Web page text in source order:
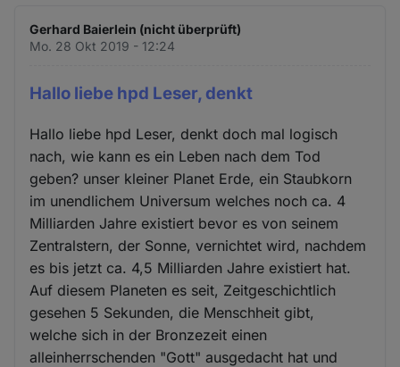
Gerhard Baierlein (nicht überprüft)
Mo. 28 Okt 2019 - 12:24
Hallo liebe hpd Leser, denkt
Hallo liebe hpd Leser, denkt doch mal logisch
nach, wie kann es ein Leben nach dem Tod
geben? unser kleiner Planet Erde, ein Staubkorn
im unendlichem Universum welches noch ca. 4
Milliarden Jahre existiert bevor es von seinem
Zentralstern, der Sonne, vernichtet wird, nachdem
es bis jetzt ca. 4,5 Milliarden Jahre existiert hat.
Auf diesem Planeten es seit, Zeitgeschichtlich
gesehen 5 Sekunden, die Menschheit gibt,
welche sich in der Bronzezeit einen
alleinherrschenden "Gott" ausgedacht hat und